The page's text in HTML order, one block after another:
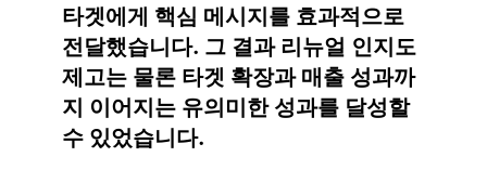
타겟에게 핵심 메시지를 효과적으로
전달했습니다. 그 결과 리뉴얼 인지도
제고는 물론 타겟 확장과 매출 성과까
지 이어지는 유의미한 성과를 달성할
수 있었습니다.